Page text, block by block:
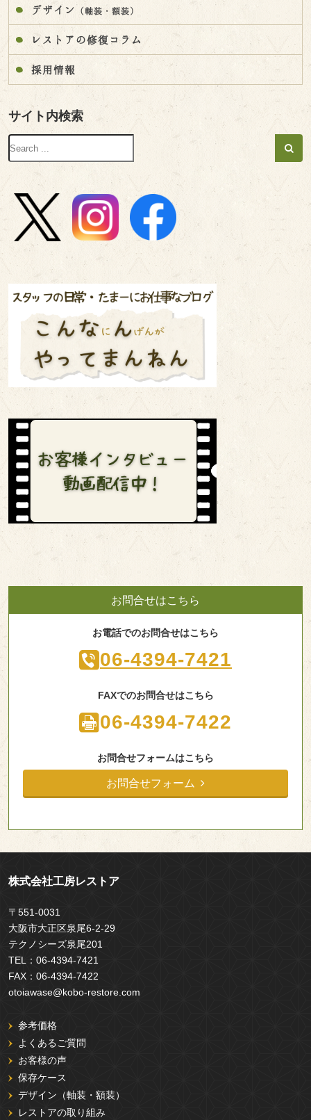
デザイン （軸装・額装）
レストアの修復コラム
採用情報
サイト内検索
お問合せはこちら
お電話でのお問合せはこちら
06-4394-7421
FAXでのお問合せはこちら
06-4394-7422
お問合せフォームはこちら
お問合せフォーム
株式会社工房レストア
〒551-0031
大阪市大正区泉尾6-2-29
テクノシーズ泉尾201
TEL： 06-4394-7421
FAX： 06-4394-7422
otoiawase@kobo-restore.com
参考価格
よくあるご質問
お客様の声
保存ケース
デザイン（軸装・額装）
レストアの取り組み